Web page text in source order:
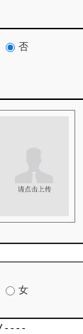
否
女